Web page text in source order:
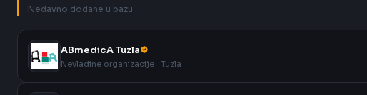
Nedavno dodane u bazu
ABmedicA Tuzla
Nevladine organizacije · Tuzla